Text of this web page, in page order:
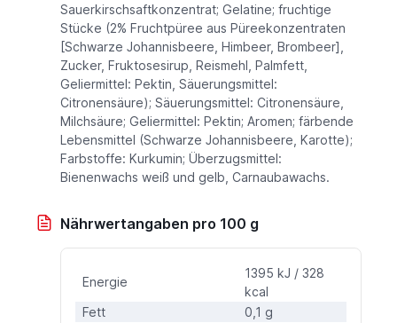
Sauerkirschsaftkonzentrat; Gelatine; fruchtige
Stücke (2% Fruchtpüree aus Püreekonzentraten
[Schwarze Johannisbeere, Himbeer, Brombeer],
Zucker, Fruktosesirup, Reismehl, Palmfett,
Geliermittel: Pektin, Säuerungsmittel:
Citronensäure); Säuerungsmittel: Citronensäure,
Milchsäure; Geliermittel: Pektin; Aromen; färbende
Lebensmittel (Schwarze Johannisbeere, Karotte);
Farbstoffe: Kurkumin; Überzugsmittel:
Bienenwachs weiß und gelb, Carnaubawachs.
Nährwertangaben pro 100 g
Energie
1395 kJ / 328
kcal
Fett
0,1 g